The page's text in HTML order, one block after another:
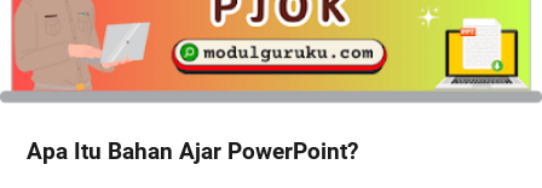
Apa Itu Bahan Ajar PowerPoint?